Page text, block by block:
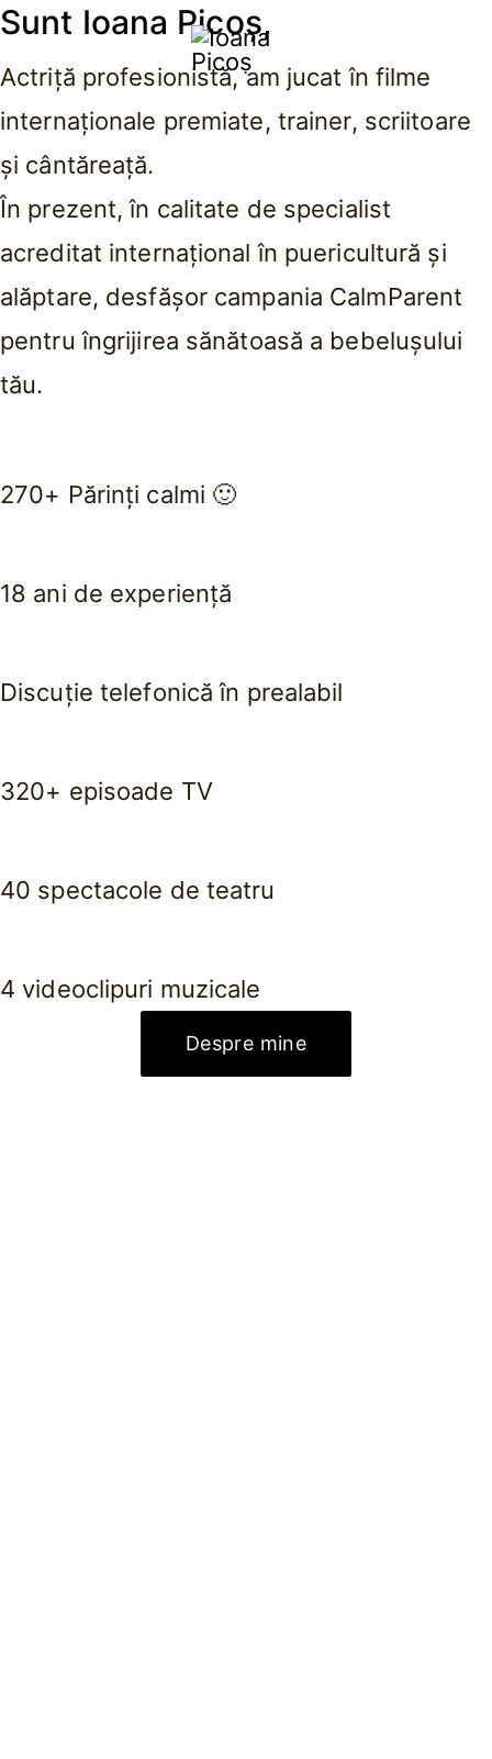
Ioana
Picoș
Sunt Ioana Picoș,
Actriță profesionistă, am jucat în filme
internaționale premiate, trainer, scriitoare
și cântăreață.
În prezent, în calitate de specialist
acreditat internațional în puericultură și
alăptare, desfășor campania CalmParent
pentru îngrijirea sănătoasă a bebelușului
tău.
270+ Părinți calmi 🙂
18 ani de experiență
Discuție telefonică în prealabil
320+ episoade TV
40 spectacole de teatru
4 videoclipuri muzicale
Despre mine